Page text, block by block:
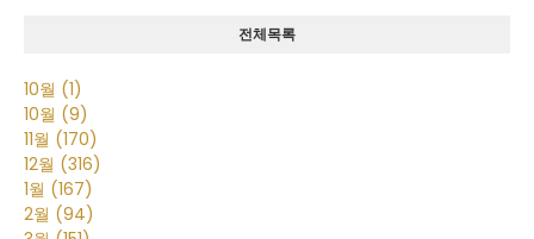
전체목록
10월 (1)
10월 (9)
11월 (170)
12월 (316)
1월 (167)
2월 (94)